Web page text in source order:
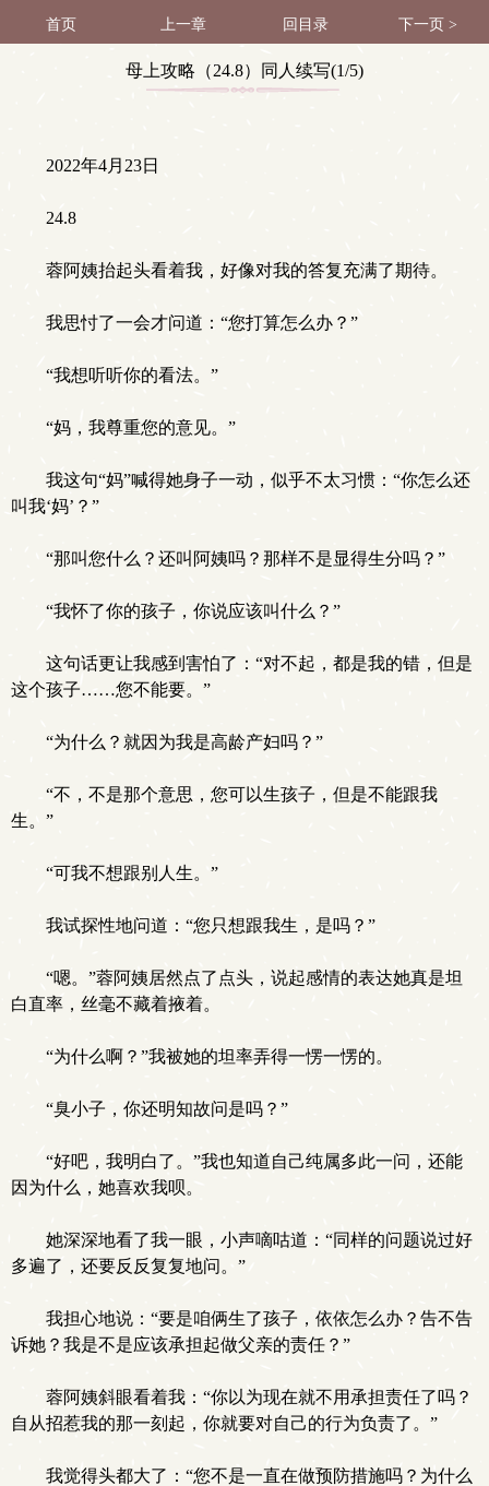
首页 上一章 回目录 下一页 >
母上攻略（24.8）同人续写(1/5)
2022年4月23日
24.8
蓉阿姨抬起头看着我，好像对我的答复充满了期待。
我思忖了一会才问道：“您打算怎么办？”
“我想听听你的看法。”
“妈，我尊重您的意见。”
我这句“妈”喊得她身子一动，似乎不太习惯：“你怎么还
叫我‘妈’？”
“那叫您什么？还叫阿姨吗？那样不是显得生分吗？”
“我怀了你的孩子，你说应该叫什么？”
这句话更让我感到害怕了：“对不起，都是我的错，但是
这个孩子……您不能要。”
“为什么？就因为我是高龄产妇吗？”
“不，不是那个意思，您可以生孩子，但是不能跟我
生。”
“可我不想跟别人生。”
我试探性地问道：“您只想跟我生，是吗？”
“嗯。”蓉阿姨居然点了点头，说起感情的表达她真是坦
白直率，丝毫不藏着掖着。
“为什么啊？”我被她的坦率弄得一愣一愣的。
“臭小子，你还明知故问是吗？”
“好吧，我明白了。”我也知道自己纯属多此一问，还能
因为什么，她喜欢我呗。
她深深地看了我一眼，小声嘀咕道：“同样的问题说过好
多遍了，还要反反复复地问。”
我担心地说：“要是咱俩生了孩子，依依怎么办？告不告
诉她？我是不是应该承担起做父亲的责任？”
蓉阿姨斜眼看着我：“你以为现在就不用承担责任了吗？
自从招惹我的那一刻起，你就要对自己的行为负责了。”
我觉得头都大了：“您不是一直在做预防措施吗？为什么